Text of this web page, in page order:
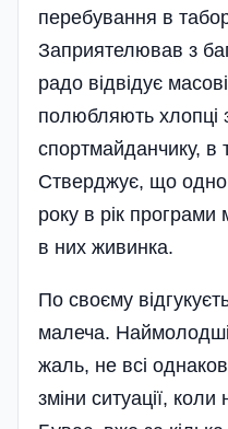
перебування в
Заприятелював з
радо відвідує
полюбляють хлопці
спортмайданчику, в
Стверджує, що
року в рік програми
в них живинка.
По своєму
малеча.
жаль, не всі
зміни ситуації,